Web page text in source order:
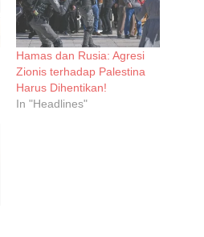
Hamas dan Rusia: Agresi
Zionis terhadap Palestina
Harus Dihentikan!
In "Headlines"